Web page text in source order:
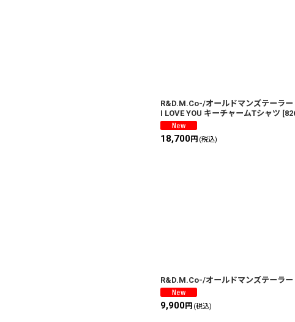
R&D.M.Co-/オールドマンズテーラ
I LOVE YOU キーチャームTシャツ [
18,700円 (税込)
R&D.M.Co-/オールドマンズテーラ
9,900円 (税込)